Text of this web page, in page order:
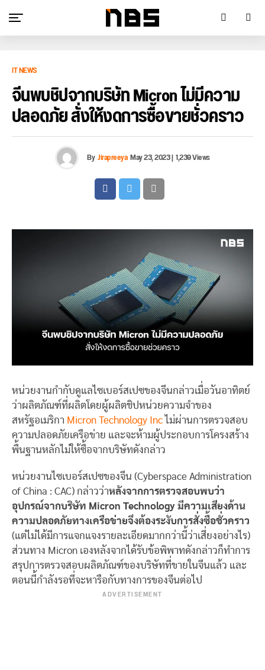
IT NEWS
จีนพบชิปจากบริษัท Micron ไม่มีความ
ปลอดภัย สั่งให้งดการซื้อขายชั่วคราว
ByJirapreeyaMay 23, 2023|1,239 Views
หน่วยงานกำกับดูแลไซเบอร์สเปซของจีนกล่าวเมื่อวันอาทิตย์
ว่าผลิตภัณฑ์ที่ผลิตโดยผู้ผลิตชิปหน่วยความจำของ
สหรัฐอเมริกา Micron Technology Inc ไม่ผ่านการตรวจสอบ
ความปลอดภัยเครือข่าย และจะห้ามผู้ประกอบการโครงสร้าง
พื้นฐานหลักไม่ให้ซื้อจากบริษัทดังกล่าว
หน่วยงานไซเบอร์สเปซของจีน (Cyberspace Administration
of China : CAC) กล่าวว่าหลังจากการตรวจสอบพบว่า
อุปกรณ์จากบริษัท Micron Technology มีความเสียงด้าน
ความปลอดภัยทางเครือข่ายจึงต้องระงับการสั่งซื้อชั่วคราว
(แต่ไม่ได้มีการแจกแจงรายละเอียดมากกว่านี้ว่าเสี่ยงอย่างไร)
ส่วนทาง Micron เองหลังจากได้รับข้อพิพาทดังกล่าวก็ทำการ
สรุปการตรวจสอบผลิตภัณฑ์ของบริษัทที่ขายในจีนแล้ว และ
ตอนนี้กำลังรอที่จะหารือกับทางการของจีนต่อไป
ADVERTISEMENT